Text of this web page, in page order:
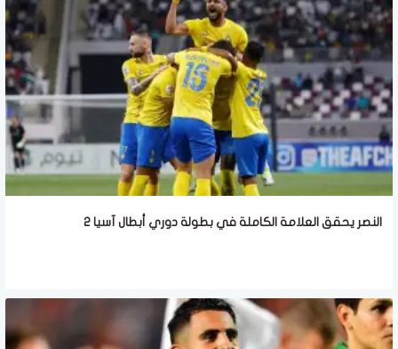
النصر يحقق العلامة الكاملة في بطولة دوري أبطال آسيا 2